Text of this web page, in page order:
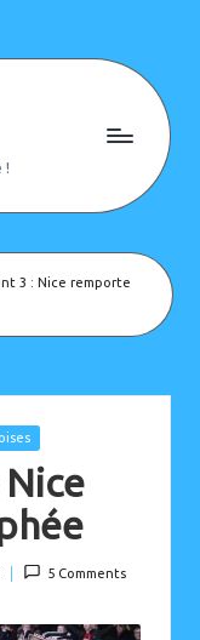
!
3 : Nice remporte
5 Comments